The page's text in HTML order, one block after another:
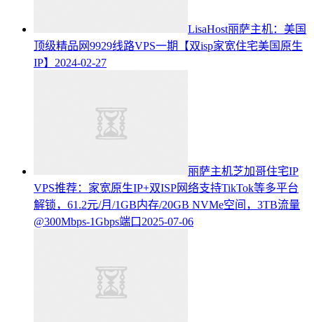
LisaHost丽萨主机：美国
顶级精品网9929线路VPS一期【双isp家宽住宅美国原生
IP】 2024-02-27
丽萨主机芝加哥住宅IP
VPS推荐：家宽原生IP+双ISP网络支持TikTok等多平台
解锁，61.2元/月/1GB内存/20GB NVMe空间，3TB流量
@300Mbps-1Gbps端口 2025-07-06